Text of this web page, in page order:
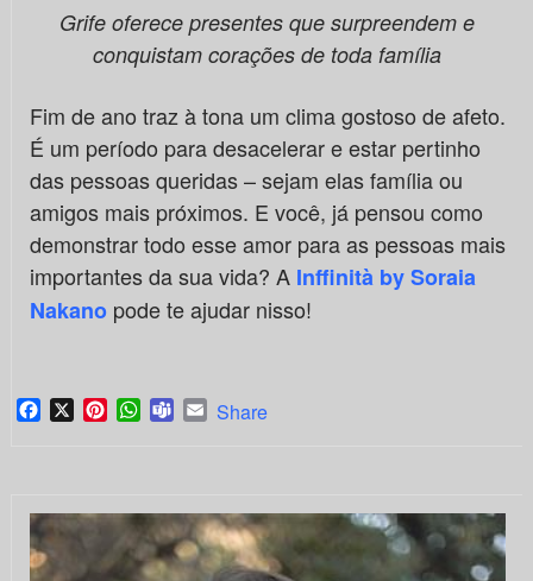
Grife oferece presentes que surpreendem e
conquistam corações de toda família
Fim de ano traz à tona um clima gostoso de afeto.
É um período para desacelerar e estar pertinho
das pessoas queridas – sejam elas família ou
amigos mais próximos. E você, já pensou como
demonstrar todo esse amor para as pessoas mais
importantes da sua vida? AInffinità by Soraia
Nakano pode te ajudar nisso!
Facebook
X PinterestWhatsApp
TeamsEmail
Share